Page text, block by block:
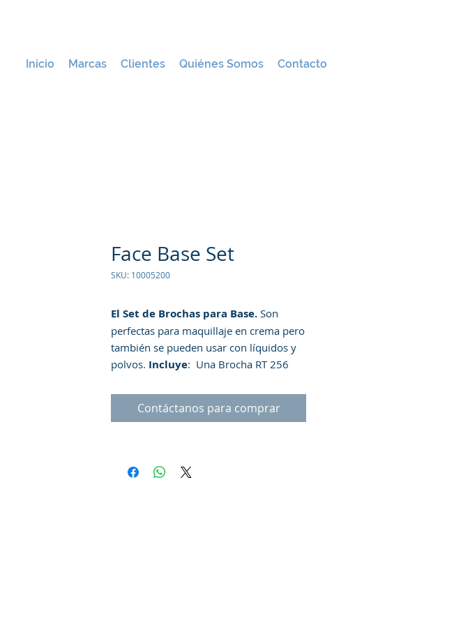
Inicio Marcas Clientes Quiénes Somos Contacto
Face Base Set
SKU: 10005200
El Set de Brochas para Base. Son
perfectas para maquillaje en crema pero
también se pueden usar con líquidos y
polvos. Incluye: Una Brocha RT 256
brocha RT 257 pequeña para corrector y
ocultar con precisión, Una Brocha RT
ajuste y fijar tu maquilaje. Hechas con
férulas de aluminio y cerdas sintéticas
Contáctanos para comprar